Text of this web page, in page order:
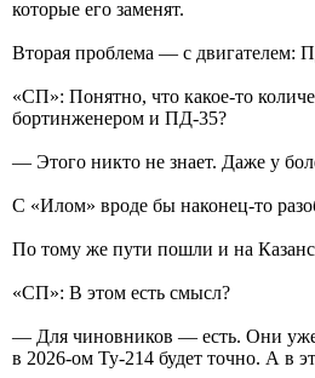
которые его заменят.
Вторая проблема — с двигателем:
«СП»: Понятно, что какое-то
бортинженером и ПД-35?
— Этого никто не знает. Даже у
С «Илом» вроде бы наконец-то
По тому же пути пошли и на
«СП»: В этом есть смысл?
— Для чиновников — есть. Они уже
в 2026-ом Ту-214 будет точно. А в